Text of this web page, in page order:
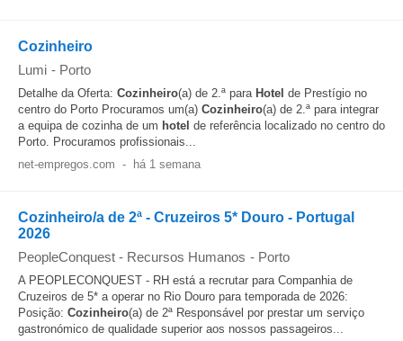
Cozinheiro
Lumi - Porto
Detalhe da Oferta: Cozinheiro(a) de 2.ª para Hotel de Prestígio no
centro do Porto Procuramos um(a) Cozinheiro(a) de 2.ª para integrar
a equipa de cozinha de um hotel de referência localizado no centro do
Porto. Procuramos profissionais...
net-empregos.com - há 1 semana
Cozinheiro/a de 2ª - Cruzeiros 5* Douro - Portugal
2026
PeopleConquest - Recursos Humanos - Porto
A PEOPLECONQUEST - RH está a recrutar para Companhia de
Cruzeiros de 5* a operar no Rio Douro para temporada de 2026:
Posição: Cozinheiro(a) de 2ª Responsável por prestar um serviço
gastronómico de qualidade superior aos nossos passageiros...